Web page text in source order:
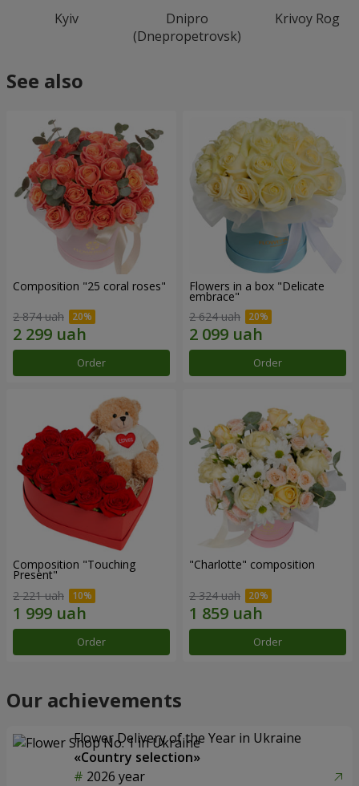
Kyiv
Dnipro
(Dnepropetrovsk)
Krivoy Rog
See also
Composition "25 coral roses"
2 874 uah
Order
Flowers in a box "Delicate
embrace"
2 624 uah
Order
Composition "Touching
Present"
2 221 uah
Order
"Charlotte" composition
2 324 uah
Order
Our achievements
Flower Delivery of the Year in Ukraine
«Country selection»
2026 year